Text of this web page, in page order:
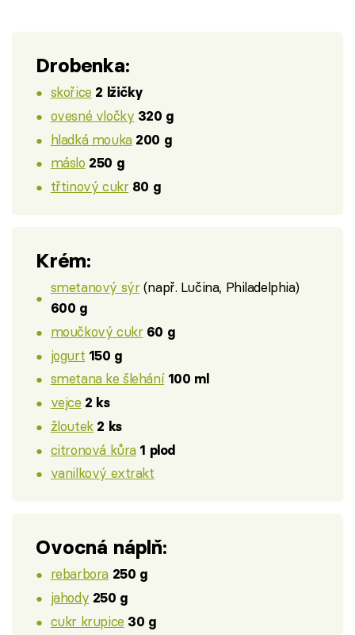
Drobenka:
skořice 2 lžičky
ovesné vločky 320 g
hladká mouka 200 g
máslo 250 g
třtinový cukr 80 g
Krém:
smetanový sýr(např. Lučina, Philadelphia)
600 g
moučkový cukr 60 g
jogurt 150 g
smetana ke šlehání 100 ml
vejce 2 ks
žloutek 2 ks
citronová kůra 1 plod
vanilkový extrakt
Ovocná náplň:
rebarbora 250 g
jahody 250 g
cukr krupice 30 g